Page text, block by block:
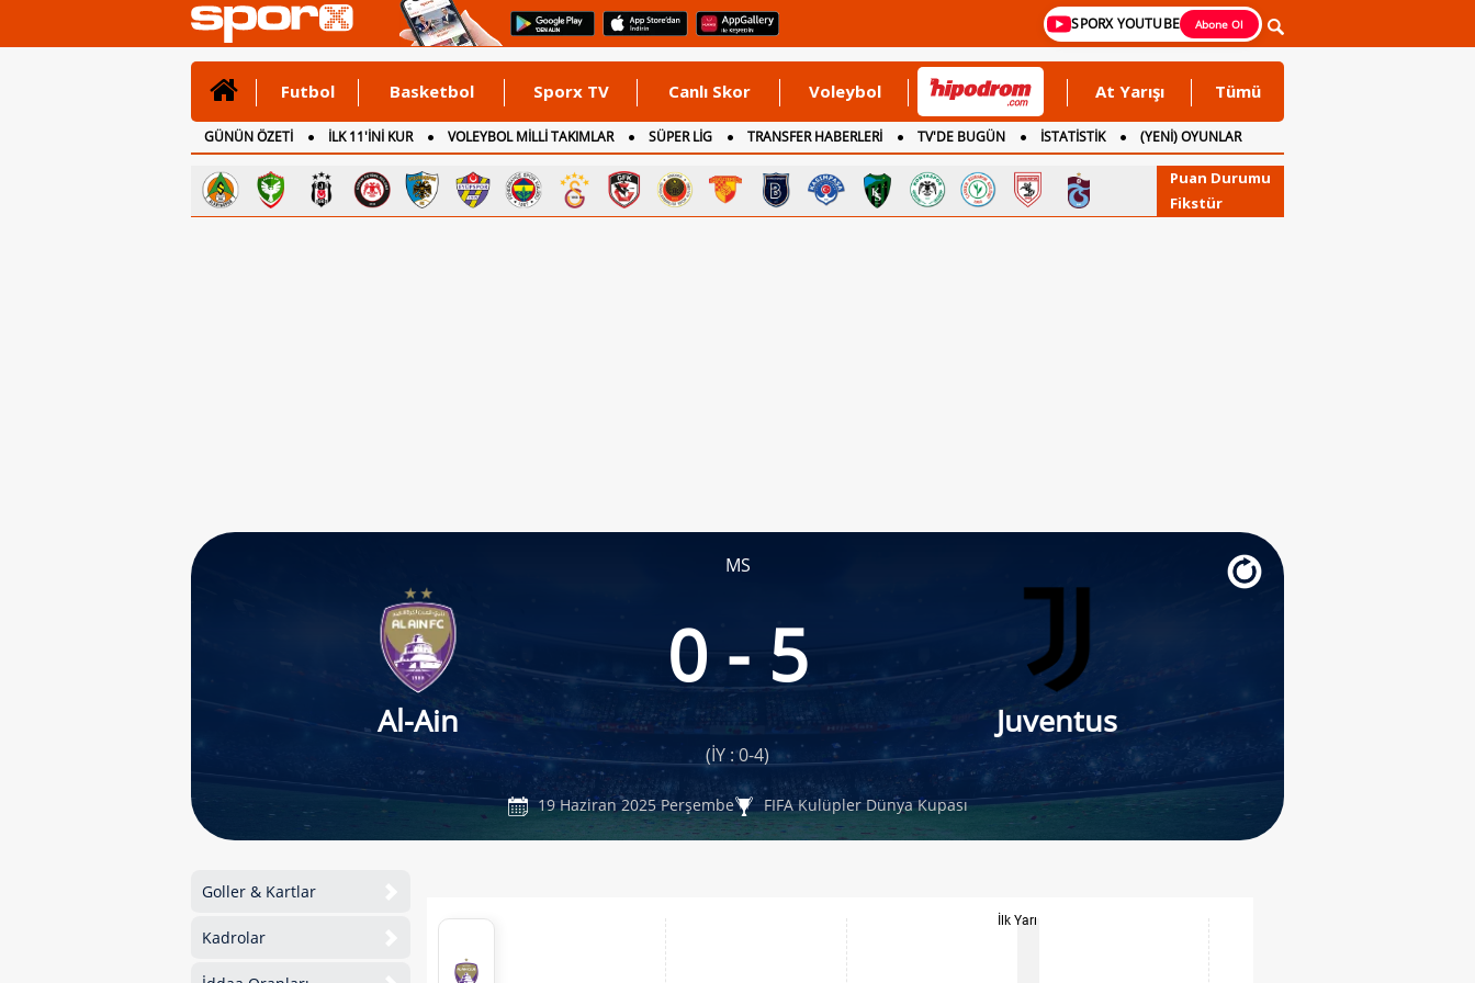
SPORX YOUTUBE Abone Ol
Futbol Basketbol Sporx TV Canlı Skor Voleybol At Yarışı Tümü
GÜNÜN ÖZETİ İLK 11'İNİ KUR VOLEYBOL MİLLİ TAKIMLAR SÜPER LİG TRANSFER HABERLERİ TV'DE BUGÜN İSTATİSTİK
(YENİ) OYUNLAR
CANLI ANLATIM
İNGİLTERE
Puan Durumu
Fikstür
MS
Al-Ain
0 - 5
Juventus
(İY : 0-4)
19 Haziran 2025 Perşembe FIFA Kulüpler Dünya Kupası
Goller & Kartlar
Kadrolar
İlk Yarı